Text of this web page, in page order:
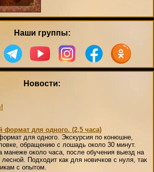
Наши группы:
Новости:
формат для одного. (2,5 часа)
для одного. Экскурсия по конюшне,
обращению с лошадь около 30 минут.
манеже около часа, после обучения выезд на
Подходит как для новичков с нуля, так
с опытом.